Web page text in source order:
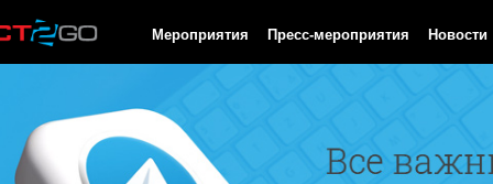
Мероприятия Пресс-мероприятия Новости